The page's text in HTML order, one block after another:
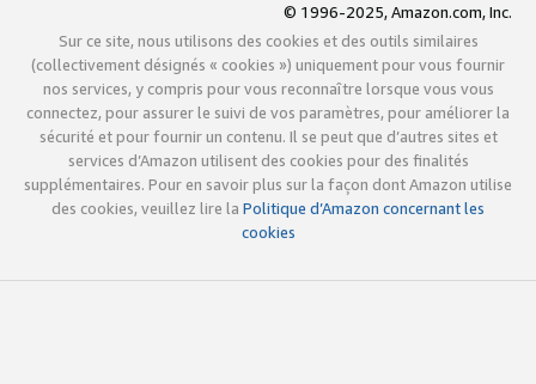
© 1996-2025, Amazon.com, Inc.
Sur ce site, nous utilisons des cookies et des outils similaires
(collectivement désignés « cookies ») uniquement pour vous fournir
nos services, y compris pour vous reconnaître lorsque vous vous
connectez, pour assurer le suivi de vos paramètres, pour améliorer la
sécurité et pour fournir un contenu. Il se peut que d’autres sites et
services d’Amazon utilisent des cookies pour des finalités
supplémentaires. Pour en savoir plus sur la façon dont Amazon utilise
des cookies, veuillez lire la Politique d’Amazon concernant les
cookies